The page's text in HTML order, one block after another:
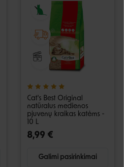
Cat's Best Original
natūralus medienos
pjuvenų kraikas katėms -
10 L
8,99 €
Galimi pasirinkimai